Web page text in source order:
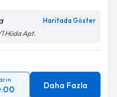
Haritada Göster
Hüda Apt.
Daha Fazla